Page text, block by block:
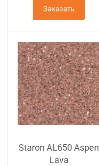
Заказать
Staron AL650 Aspen
Lava